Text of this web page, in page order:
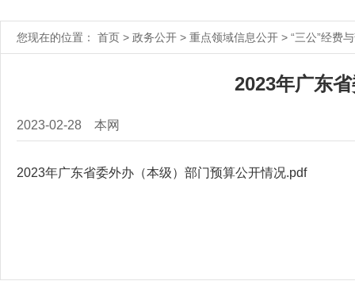
您现在的位置： 首页 > 政务公开 > 重点领域信息公开 > “三公”经费
2023年广东
2023-02-28 本网
2023年广东省委外办（本级）部门预算公开情况.pdf